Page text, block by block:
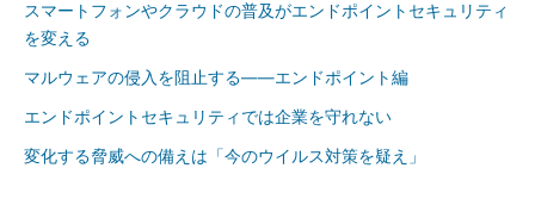
スマートフォンやクラウドの普及がエンドポイントセキュリティ
を変える
マルウェアの侵入を阻止する――エンドポイント編
エンドポイントセキュリティでは企業を守れない
変化する脅威への備えは「今のウイルス対策を疑え」